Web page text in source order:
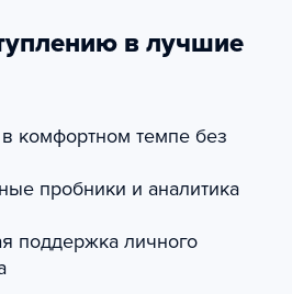
в лучшие
комфортном темпе без
пробники и аналитика
поддержка личного